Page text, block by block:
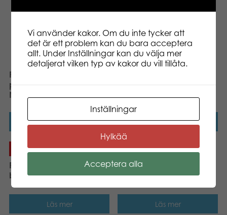
Penol 0750 2-5mm röd
permanent märkpenna
NSE
Läs mer
permanent märkpenna
NSE
Läs mer
Penol Silky gelépenna
blå
Läs mer
Penol Silky gelépenna
guld
Läs mer
Vi använder kakor. Om du inte tycker att
det är ett problem kan du bara acceptera
allt. Under Inställningar kan du välja mer
detaljerat vilken typ av kakor du vill tillåta.
Inställningar
Hylkää
Acceptera alla